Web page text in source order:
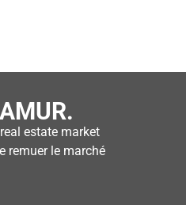
estate market
remuer le marché